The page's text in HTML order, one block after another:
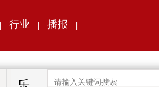
行业 播报